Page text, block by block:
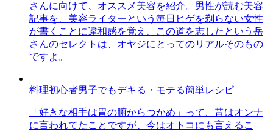
さんに向けて、オススメ美容を紹介。男性が読む美容
記事を、美容ライターという毎日ヒゲを剃らない女性
が書くことに違和感を覚え、この道を志したという岳
さんのセレクトは、オヤジにとってのリアルそのもの
ですよ。
料理初心者男子でもデキる・モテる簡単レシピ
「好きな相手は胃の腑からつかめ」って、昔はオンナ
に言われてたことですが、今はオトコにも言えるこ